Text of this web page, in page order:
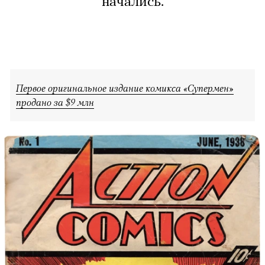
Первое оригинальное издание комикса «Супермен»
продано за $9 млн